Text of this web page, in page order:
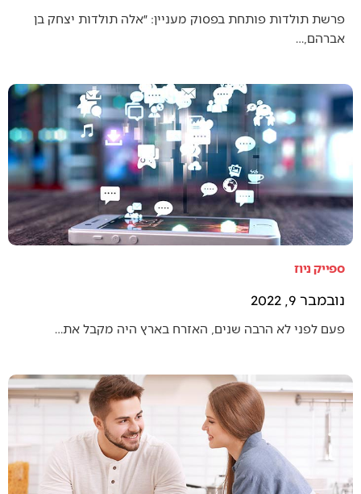
פרשת תולדות פותחת בפסוק מעניין: ״אלה תולדות יצחק בן
אברהם,…
ספייק ניוז
נובמבר 9, 2022
פעם לפני לא הרבה שנים, האזרח בארץ היה מקבל את…